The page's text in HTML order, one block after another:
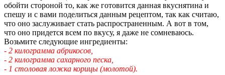
обойти стороной то, как же готовится данная вкуснятина и
спешу и с вами поделиться данным рецептом, так как считаю,
что оно заслуживает стать распространенным. А вот в том,
что оно придется всем по вкусу, я даже не сомневаюсь.
Возьмите следующие ингредиенты:
- 2 килограмма абрикосов,
- 2 килограмма сахарного песка,
- 1 столовая ложка корицы (молотой).